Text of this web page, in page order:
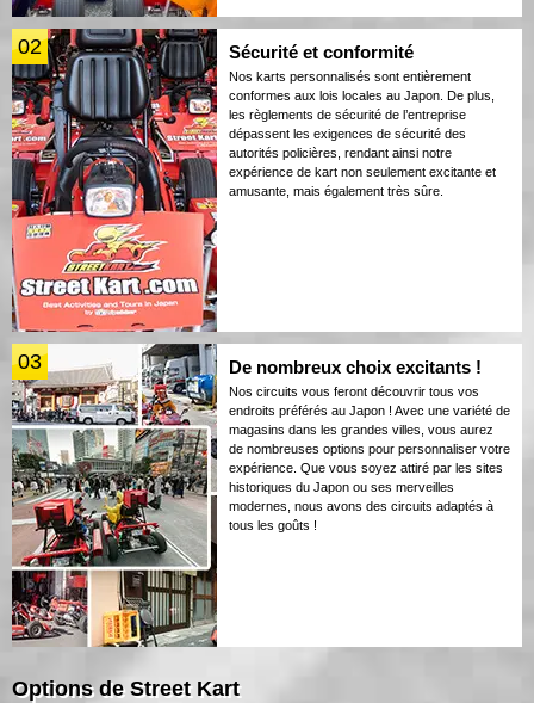
02 Sécurité et conformité
Nos karts personnalisés sont entièrement
conformes aux lois locales au Japon. De plus,
les règlements de sécurité de l’entreprise
dépassent les exigences de sécurité des
autorités policières, rendant ainsi notre
expérience de kart non seulement excitante et
amusante, mais également très sûre.
03 De nombreux choix excitants !
Nos circuits vous feront découvrir tous vos
endroits préférés au Japon ! Avec une variété de
magasins dans les grandes villes, vous aurez
de nombreuses options pour personnaliser votre
expérience. Que vous soyez attiré par les sites
historiques du Japon ou ses merveilles
modernes, nous avons des circuits adaptés à
tous les goûts !
Options de Street Kart